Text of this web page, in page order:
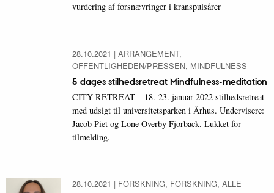
vurdering af forsnævringer i kranspulsårer
28.10.2021 | ARRANGEMENT,
OFFENTLIGHEDEN/PRESSEN, MINDFULNESS
5 dages stilhedsretreat Mindfulness-meditation
CITY RETREAT – 18.-23. januar 2022 stilhedsretreat
med udsigt til universitetsparken i Århus. Undervisere:
Jacob Piet og Lone Overby Fjorback. Lukket for
tilmelding.
28.10.2021 | FORSKNING, FORSKNING, ALLE